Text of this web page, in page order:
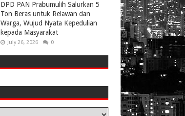
DPD PAN Prabumulih Salurkan 5
Ton Beras untuk Relawan dan
Warga, Wujud Nyata Kepedulian
kepada Masyarakat
July 26, 2026 0